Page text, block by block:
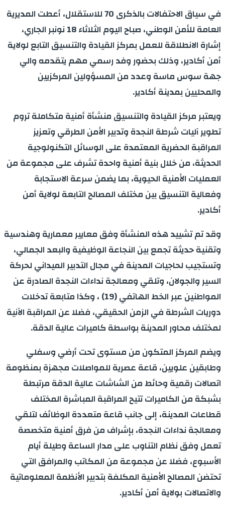
في سياق الاحتفالات بالذكرى 70 للاستقلال، أعطت المديرية
العامة للأمن الوطني، صباح اليوم الثلاثاء 18 نونبر الجاري،
إشارة الانطلاقة للعمل بمركز القيادة والتنسيق التابع لولاية
أمن أكادير، وذلك بحضور وفد رسمي مهم يتقدمه والي
جهة سوس ماسة وعدد من المسؤولين المركزيين
والمحليين بمدينة أكادير.
ويعتبر مركز القيادة والتنسيق منشأة أمنية متكاملة تروم
تطوير آليات شرطة النجدة وتدبير الأمن الطرقي وتعزيز
المراقبة الحضرية المعتمدة على الوسائل التكنولوجية
الحديثة، من خلال بنية أمنية واحدة تشرف على مجموعة من
العمليات الأمنية الحيوية، بما يضمن سرعة الاستجابة
وفعالية التنسيق بين مختلف المصالح التابعة لولاية أمن
أكادير.
وقد تم تشييد هذه المنشأة وفق معايير معمارية وهندسية
وتقنية حديثة تجمع بين النجاعة الوظيفية والبعد الجمالي،
وتستجيب لحاجيات المدينة في مجال التدبير الميداني لحركة
السير والجولان، وتلقي ومعالجة نداءات النجدة الصادرة عن
المواطنين عبر الخط الهاتفي (19) ، وكذا متابعة تدخلات
دوريات الشرطة في الزمن الحقيقي، فضلا عن المراقبة الآنية
لمختلف محاور المدينة بواسطة كاميرات عالية الدقة.
ويضم المركز المتكون من مستوى تحت أرضي وسفلي
وطابقين علويين، قاعة عصرية للمواصلات مجهزة بمنظومة
اتصالات رقمية وحائط من الشاشات عالية الدقة مرتبطة
بشبكة من الكاميرات تتيح المراقبة المباشرة المختلف
قطاعات المدينة، إلى جانب قاعة متعددة الوظائف لتلقي
ومعالجة نداءات النجدة، بإشراف من فرق أمنية متخصصة
تعمل وفق نظام التناوب على مدار الساعة وطيلة أيام
الأسبوع، فضلا عن مجموعة من المكاتب والمرافق التي
تحتضن المصالح الأمنية المكلفة بتدبير الأنظمة المعلوماتية
والاتصالات بولاية أمن أكادير.